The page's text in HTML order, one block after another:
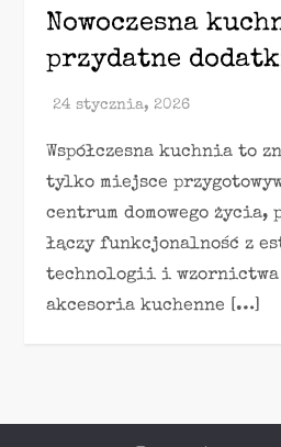
Nowoczesna
przydatne
Współczesna kuchnia to
tylko miejsce
centrum domowego
łączy funkcjonalność z
technologii i wzornictwa
akcesoria kuchenne […]